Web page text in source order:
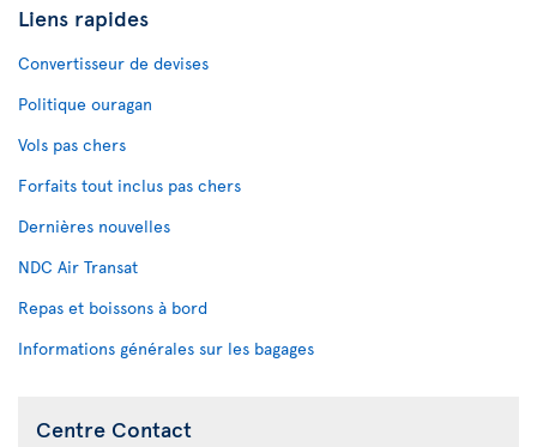
Liens rapides
Convertisseur de devises
Politique ouragan
Vols pas chers
Forfaits tout inclus pas chers
Dernières nouvelles
NDC Air Transat
Repas et boissons à bord
Informations générales sur les bagages
Centre Contact